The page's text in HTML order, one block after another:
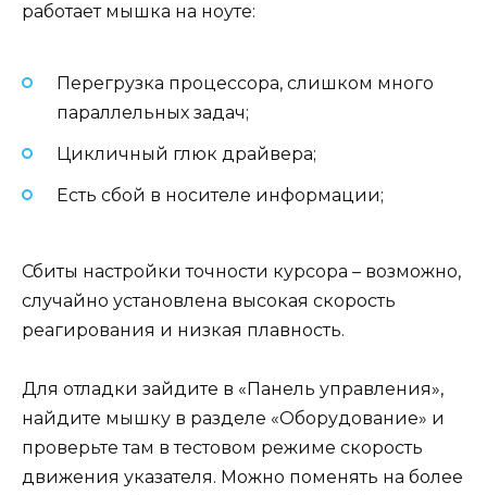
работает мышка на ноуте:
Перегрузка процессора, слишком много
параллельных задач;
Цикличный глюк драйвера;
Есть сбой в носителе информации;
Сбиты настройки точности курсора – возможно,
случайно установлена высокая скорость
реагирования и низкая плавность.
Для отладки зайдите в «Панель управления»,
найдите мышку в разделе «Оборудование» и
проверьте там в тестовом режиме скорость
движения указателя. Можно поменять на более